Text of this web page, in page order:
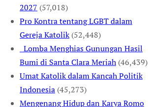
2027 (57,018)
Pro Kontra tentang LGBT dalam
Gereja Katolik (52,448)
Lomba Menghias Gunungan Hasil
Bumi di Santa Clara Meriah (46,439)
Umat Katolik dalam Kancah Politik
Indonesia (45,273)
Mengenang Hidup dan Karya Romo